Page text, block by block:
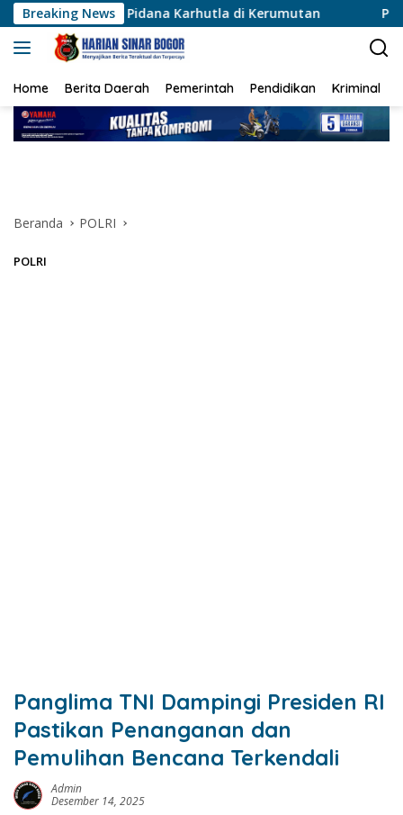
Langsung
ke
konten
Breaking News
Pidana Karhutla di Kerumutan Polsek Karawaci
Home Berita Daerah Pemerintah Pendidikan Kriminal
Beranda POLRI
POLRI
Panglima TNI Dampingi Presiden RI
Pastikan Penanganan dan
Pemulihan Bencana Terkendali
Admin
Desember 14, 2025